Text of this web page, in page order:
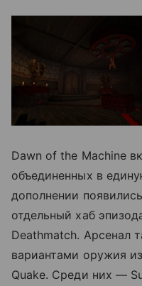
Dawn of the Machine
объединенных в
дополнении
отдельный хаб
Deathmatch. Арсенал
вариантами оружия
Quake. Среди них —